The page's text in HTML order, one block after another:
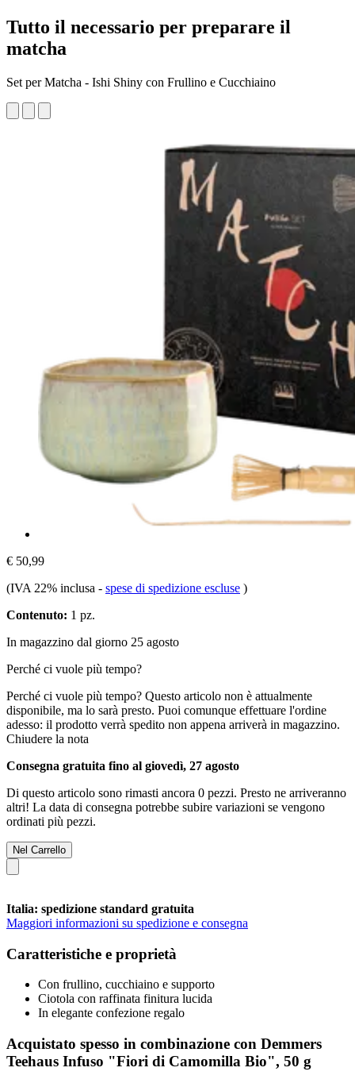
Tutto il necessario per preparare il
matcha
Set per Matcha - Ishi Shiny con Frullino e Cucchiaino
€ 50,99
(IVA 22% inclusa - spese di spedizione escluse )
Contenuto: 1 pz.
In magazzino dal giorno 25 agosto
Perché ci vuole più tempo?
Perché ci vuole più tempo? Questo articolo non è attualmente
disponibile, ma lo sarà presto. Puoi comunque effettuare l'ordine
adesso: il prodotto verrà spedito non appena arriverà in magazzino.
Chiudere la nota
Consegna gratuita fino al giovedì, 27 agosto
Di questo articolo sono rimasti ancora 0 pezzi. Presto ne arriveranno
altri! La data di consegna potrebbe subire variazioni se vengono
ordinati più pezzi.
Nel Carrello
Italia: spedizione standard gratuita
Maggiori informazioni su spedizione e consegna
Caratteristiche e proprietà
Con frullino, cucchiaino e supporto
Ciotola con raffinata finitura lucida
In elegante confezione regalo
Acquistato spesso in combinazione con Demmers
Teehaus Infuso "Fiori di Camomilla Bio", 50 g